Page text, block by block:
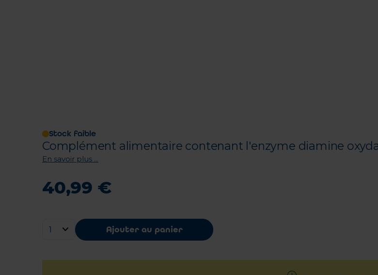
Stock faible
Complément alimentaire contenant l'enzyme diamine
En savoir plus ...
40,99 €
Ajouter au panier